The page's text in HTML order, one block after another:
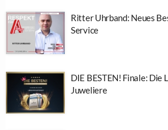
Ritter Uhrband: Neues
Service
DIE BESTEN! Finale:
Juweliere